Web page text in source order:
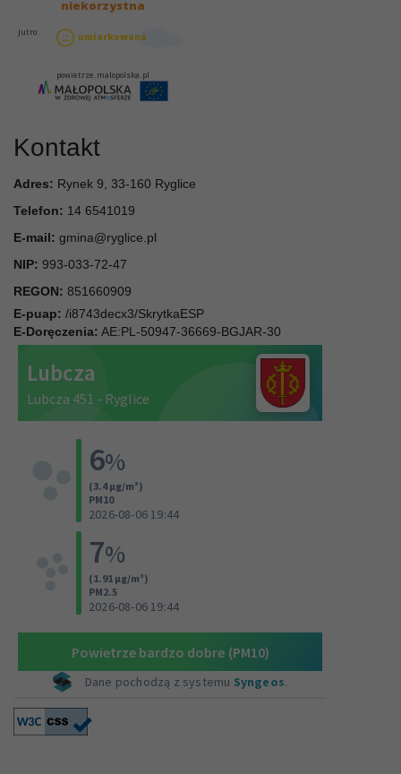
Kontakt
Adres: Rynek 9, 33-160 Ryglice
Telefon: 14 6541019
E-mail: gmina@ryglice.pl
NIP: 993-033-72-47
REGON: 851660909
E-puap: /i8743decx3/SkrytkaESP
E-Doręczenia: AE:PL-50947-36669-BGJAR-30